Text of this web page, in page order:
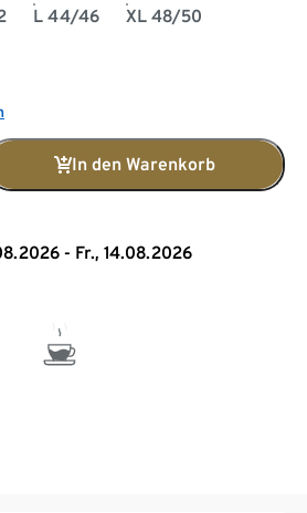
L 44/46 XL 48/50
In den Warenkorb
- Fr., 14.08.2026